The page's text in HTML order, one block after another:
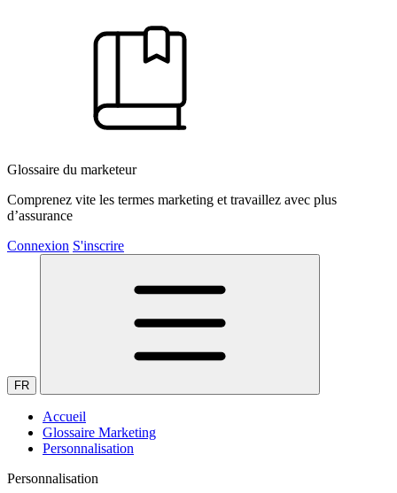
Glossaire du marketeur
Comprenez vite les termes marketing et travaillez avec plus
d’assurance
Connexion S'inscrire
FR
Accueil
Glossaire Marketing
Personnalisation
Personnalisation